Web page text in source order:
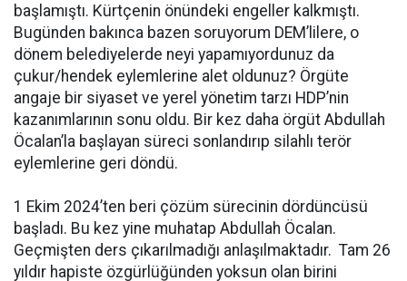
başlamıştı. Kürtçenin önündeki engeller kalkmıştı.
Bugünden bakınca bazen soruyorum DEM’lilere, o
dönem belediyelerde neyi yapamıyordunuz da
çukur/hendek eylemlerine alet oldunuz? Örgüte
angaje bir siyaset ve yerel yönetim tarzı HDP’nin
kazanımlarının sonu oldu. Bir kez daha örgüt Abdullah
Öcalan’la başlayan süreci sonlandırıp silahlı terör
eylemlerine geri döndü.
1 Ekim 2024’ten beri çözüm sürecinin dördüncüsü
başladı. Bu kez yine muhatap Abdullah Öcalan.
Geçmişten ders çıkarılmadığı anlaşılmaktadır. Tam 26
yıldır hapiste özgürlüğünden yoksun olan birini